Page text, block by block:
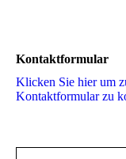
Kontaktformular
Klicken Sie hier um
Kon­takt­for­mu­lar zu